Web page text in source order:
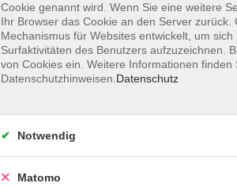
Volkshochschule Münster
Aegidiistraße 70
48143 Münster
vhs@stadt-muenster.de
Lage im Stadtplan
Cookie genannt wird. Wenn Sie eine weitere
Ihr Browser das Cookie an den Server
Mechanismus für Websites entwickelt, um
Surfaktivitäten des Benutzers aufzuzeichnen.
von Cookies ein. Weitere Informationen finden
Datenschutzhinweisen. Datenschutz
Notwendig
Matomo